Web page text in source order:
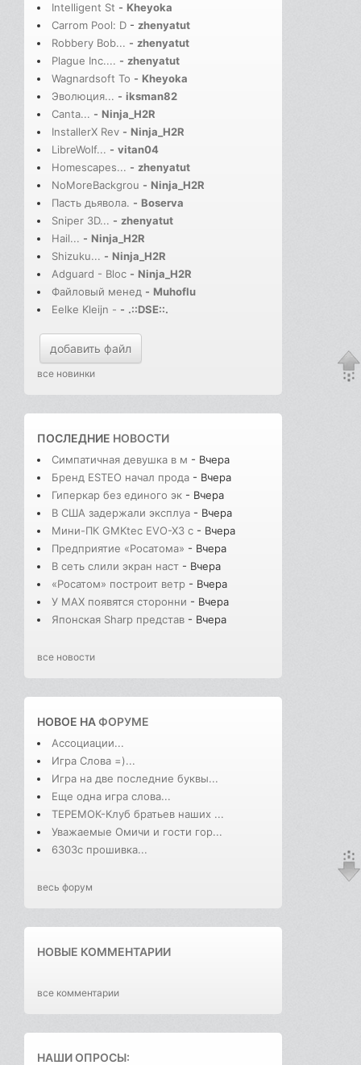
Intelligent St - Kheyoka
Carrom Pool: D - zhenyatut
Robbery Bob... - zhenyatut
Plague Inc.... - zhenyatut
Wagnardsoft To - Kheyoka
Эволюция... - iksman82
Canta... - Ninja_H2R
InstallerX Rev - Ninja_H2R
LibreWolf... - vitan04
Homescapes... - zhenyatut
NoMoreBackgrou - Ninja_H2R
Пасть дьявола. - Boserva
Sniper 3D... - zhenyatut
Hail... - Ninja_H2R
Shizuku... - Ninja_H2R
Adguard - Bloc - Ninja_H2R
Файловый менед - Muhoflu
Eelke Kleijn - - .::DSE::.
добавить файл
все новинки
ПОСЛЕДНИЕ НОВОСТИ
Симпатичная девушка в м - Вчера
Бренд ESTEO начал прода - Вчера
Гиперкар без единого эк - Вчера
В США задержали эксплуа - Вчера
Мини-ПК GMKtec EVO-X3 с - Вчера
Предприятие «Росатома» - Вчера
В сеть слили экран наст - Вчера
«Росатом» построит ветр - Вчера
У MAX появятся сторонни - Вчера
Японская Sharp представ - Вчера
все новости
НОВОЕ НАФОРУМЕ
Ассоциации...
Игра Слова =)...
Игра на две последние буквы...
Еще одна игра слова...
ТЕРЕМОК-Клуб братьев наших ...
Уважаемые Омичи и гости гор...
6303с прошивка...
весь форум
НОВЫЕ КОММЕНТАРИИ
все комментарии
НАШИ ОПРОСЫ: